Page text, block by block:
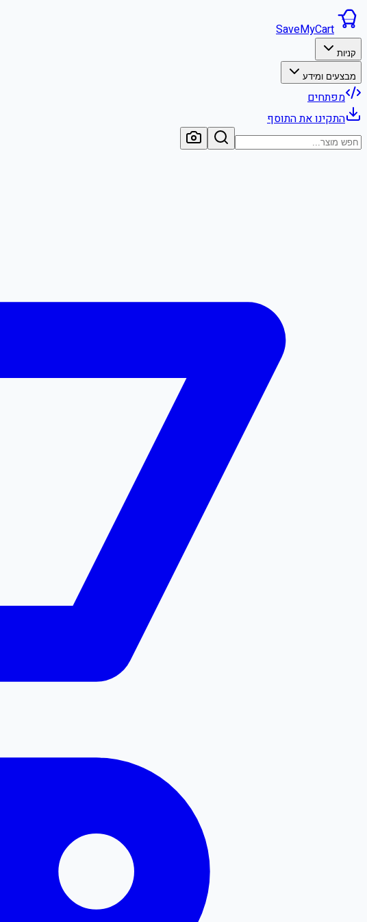
SaveMyCart
קניות
מבצעים ומידע
מפתחים
התקינו את התוסף